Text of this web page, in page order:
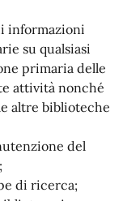
informazioni
su qualsiasi
primaria delle
attività nonché
altre biblioteche
del
di ricerca;